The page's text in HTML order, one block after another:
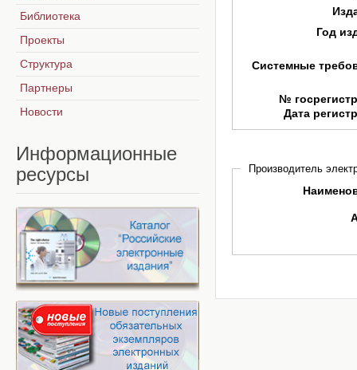
Год
Системные
№
Дата
Производитель
Библиотека
Проекты
Структура
Партнеры
Новости
Информационные
ресурсы